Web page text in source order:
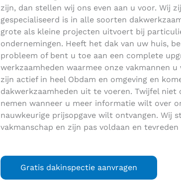
zijn, dan stellen wij ons even aan u voor. Wij
gespecialiseerd is in alle soorten
grote als kleine projecten uitvoert bij
ondernemingen. Heeft het dak van uw huis,
probleem of bent u toe aan een complete
werkzaamheden waarmee onze vakmannen
zijn actief in heel Obdam en omgeving en
dakwerkzaamheden uit te voeren. Twijfel
nemen wanneer u meer informatie wilt over
nauwkeurige prijsopgave wilt ontvangen. Wij
vakmanschap en zijn pas voldaan en
Gratis dakinspectie aanvragen